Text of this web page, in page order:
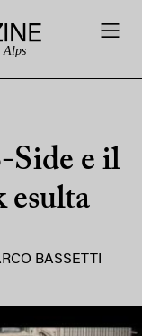
Alps
Side e il
esulta
BASSETTI